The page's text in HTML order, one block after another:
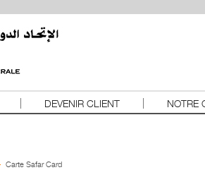
DEVENIR CLIENT NOTRE
Carte Safar Card